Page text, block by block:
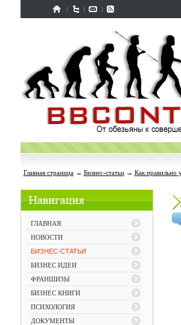
Главная страница→ Бизнес-статьи→ Как правильно
ГЛАВНАЯ
НОВОСТИ
БИЗНЕС-СТАТЬИ
БИЗНЕС ИДЕИ
ФРАНШИЗЫ
БИЗНЕС КНИГИ
ПСИХОЛОГИЯ
ДОКУМЕНТЫ